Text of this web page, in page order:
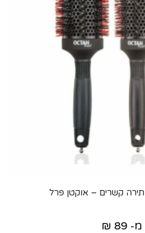
קשרים – אוקטן פרל
מ- ₪ 89